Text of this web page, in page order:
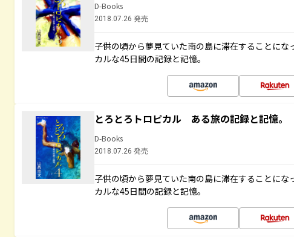
D-Books
2018.07.26 発売
子供の頃から夢見ていた南の島に滞在することに
カルな45日間の記録と記憶。
とろとろトロピカル ある旅の記録と記憶
D-Books
2018.07.26 発売
子供の頃から夢見ていた南の島に滞在することに
カルな45日間の記録と記憶。